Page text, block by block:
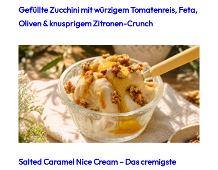
Gefüllte Zucchini mit würzigem Tomatenreis, Feta,
Oliven & knusprigem Zitronen-Crunch
Salted Caramel Nice Cream – Das cremigste